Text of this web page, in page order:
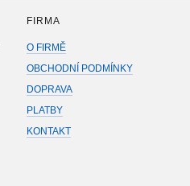
FIRMA
O FIRMĚ
OBCHODNÍ PODMÍNKY
DOPRAVA
PLATBY
KONTAKT